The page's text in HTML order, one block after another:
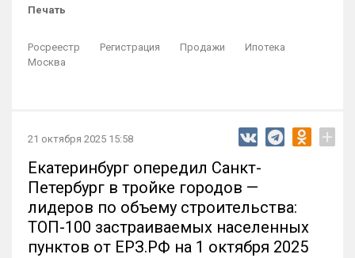
Печать
Росреестр Регистрация Продажи
Ипотека
Москва
21 октября 2025 15:58 +
Екатеринбург опередил Санкт-
Петербург в тройке городов —
лидеров по объему строительства:
ТОП-100 застраиваемых населенных
пунктов от ЕРЗ.РФ на 1 октября 2025